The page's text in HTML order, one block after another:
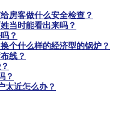
房客做什么安全检查？
当时能看出来吗？
？
个什么样的经济型的锅炉？
线？
？
太近怎么办？